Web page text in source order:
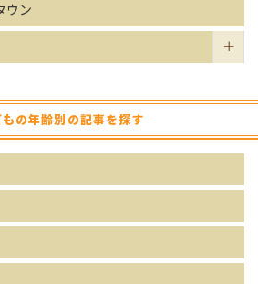
ウン
もの年齢別の記事を探す